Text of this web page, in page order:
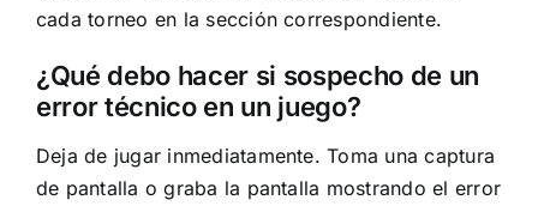
cada torneo en la sección correspondiente.
¿Qué debo hacer si sospecho de un
error técnico en un juego?
Deja de jugar inmediatamente. Toma una captura
de pantalla o graba la pantalla mostrando el error